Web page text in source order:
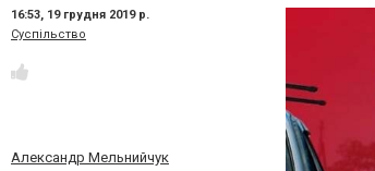
16:53, 19 грудня 2019 р.
Суспільство
Александр Мельнийчук